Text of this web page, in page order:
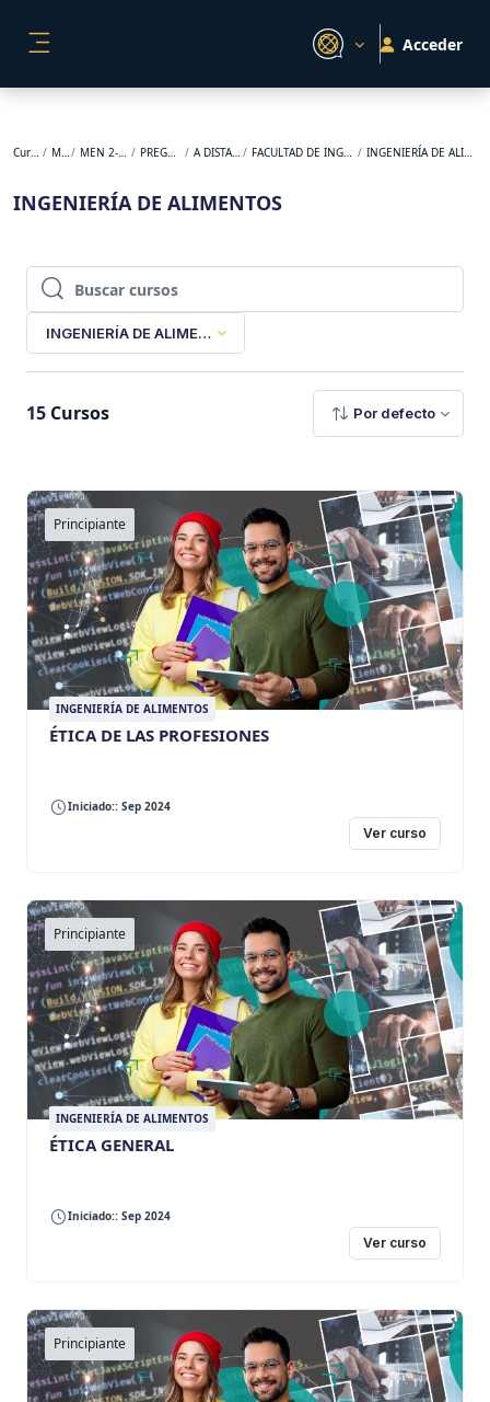
Acceder
Cursos MEN MEN 2-2024 PREGRADO A DISTANCIA FACULTAD DE INGENIERÍA INGENIERÍA DE ALIMENTOS
INGENIERÍA DE ALIMENTOS
Buscar cursos
Buscar cursos
INGENIERÍA DE ALIMENTOS
15 Cursos Por defecto
Principiante
INGENIERÍA DE ALIMENTOS
ÉTICA DE LAS PROFESIONES
Iniciado:: Sep 2024
Ver curso
Principiante
INGENIERÍA DE ALIMENTOS
ÉTICA GENERAL
Iniciado:: Sep 2024
Ver curso
Principiante